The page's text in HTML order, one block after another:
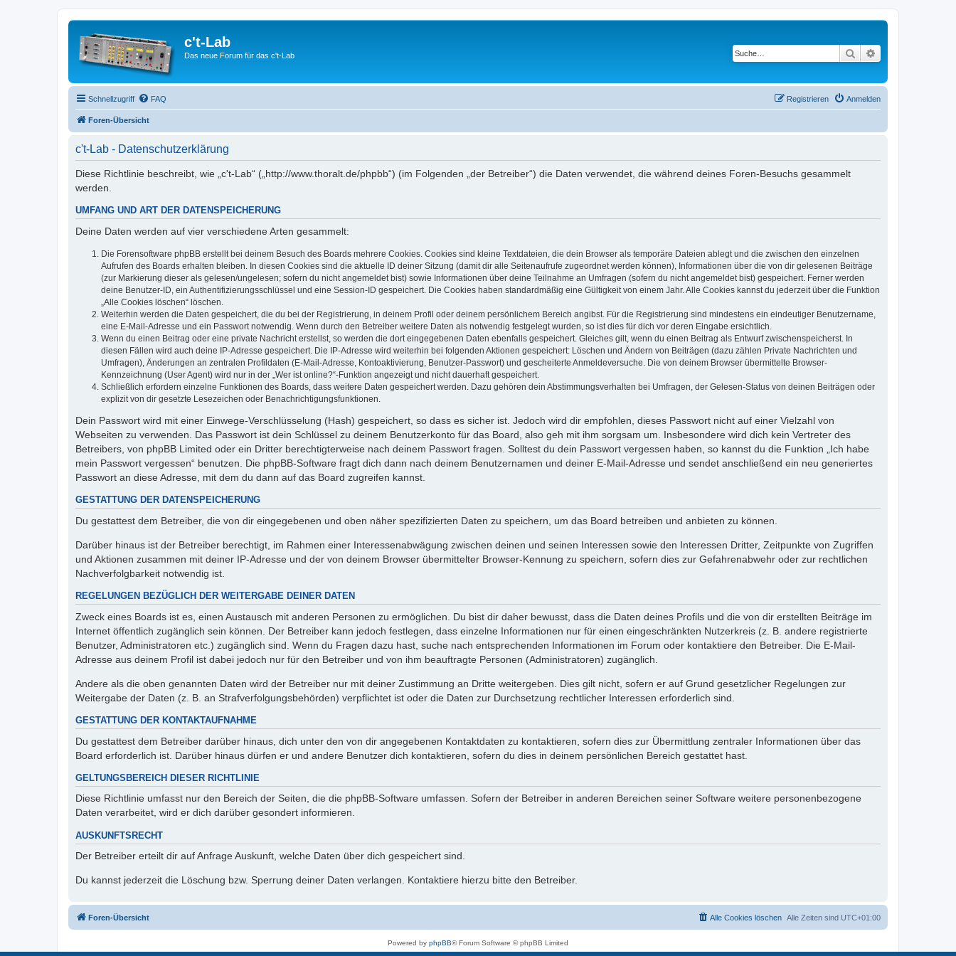
c't-Lab
Das neue Forum für das c't-Lab Suche
Schnellzugriff FAQ Anmelden
Registrieren
Foren-Übersicht
c't-Lab - Datenschutzerklärung
Diese Richtlinie beschreibt, wie „c't-Lab“ („http://www.thoralt.de/phpbb“) (im Folgenden „der Betreiber“) die Daten verwendet, die während deines Foren-Besuchs gesammelt
werden.
UMFANG UND ART DER DATENSPEICHERUNG
Deine Daten werden auf vier verschiedene Arten gesammelt:
Die Forensoftware phpBB erstellt bei deinem Besuch des Boards mehrere Cookies. Cookies sind kleine Textdateien, die dein Browser als temporäre Dateien ablegt und die zwischen den einzelnen
Aufrufen des Boards erhalten bleiben. In diesen Cookies sind die aktuelle ID deiner Sitzung (damit dir alle Seitenaufrufe zugeordnet werden können), Informationen über die von dir gelesenen Beiträge
(zur Markierung dieser als gelesen/ungelesen; sofern du nicht angemeldet bist) sowie Informationen über deine Teilnahme an Umfragen (sofern du nicht angemeldet bist) gespeichert. Ferner werden
deine Benutzer-ID, ein Authentifizierungsschlüssel und eine Session-ID gespeichert. Die Cookies haben standardmäßig eine Gültigkeit von einem Jahr. Alle Cookies kannst du jederzeit über die Funktion
„Alle Cookies löschen“ löschen.
Weiterhin werden die Daten gespeichert, die du bei der Registrierung, in deinem Profil oder deinem persönlichem Bereich angibst. Für die Registrierung sind mindestens ein eindeutiger Benutzername,
eine E-Mail-Adresse und ein Passwort notwendig. Wenn durch den Betreiber weitere Daten als notwendig festgelegt wurden, so ist dies für dich vor deren Eingabe ersichtlich.
Wenn du einen Beitrag oder eine private Nachricht erstellst, so werden die dort eingegebenen Daten ebenfalls gespeichert. Gleiches gilt, wenn du einen Beitrag als Entwurf zwischenspeicherst. In
diesen Fällen wird auch deine IP-Adresse gespeichert. Die IP-Adresse wird weiterhin bei folgenden Aktionen gespeichert: Löschen und Ändern von Beiträgen (dazu zählen Private Nachrichten und
Umfragen), Änderungen an zentralen Profildaten (E-Mail-Adresse, Kontoaktivierung, Benutzer-Passwort) und gescheiterte Anmeldeversuche. Die von deinem Browser übermittelte Browser-
Kennzeichnung (User Agent) wird nur in der „Wer ist online?“-Funktion angezeigt und nicht dauerhaft gespeichert.
Schließlich erfordern einzelne Funktionen des Boards, dass weitere Daten gespeichert werden. Dazu gehören dein Abstimmungsverhalten bei Umfragen, der Gelesen-Status von deinen Beiträgen oder
explizit von dir gesetzte Lesezeichen oder Benachrichtigungsfunktionen.
Dein Passwort wird mit einer Einwege-Verschlüsselung (Hash) gespeichert, so dass es sicher ist. Jedoch wird dir empfohlen, dieses Passwort nicht auf einer Vielzahl von
Webseiten zu verwenden. Das Passwort ist dein Schlüssel zu deinem Benutzerkonto für das Board, also geh mit ihm sorgsam um. Insbesondere wird dich kein Vertreter des
Betreibers, von phpBB Limited oder ein Dritter berechtigterweise nach deinem Passwort fragen. Solltest du dein Passwort vergessen haben, so kannst du die Funktion „Ich habe
mein Passwort vergessen“ benutzen. Die phpBB-Software fragt dich dann nach deinem Benutzernamen und deiner E-Mail-Adresse und sendet anschließend ein neu generiertes
Passwort an diese Adresse, mit dem du dann auf das Board zugreifen kannst.
GESTATTUNG DER DATENSPEICHERUNG
Du gestattest dem Betreiber, die von dir eingegebenen und oben näher spezifizierten Daten zu speichern, um das Board betreiben und anbieten zu können.
Darüber hinaus ist der Betreiber berechtigt, im Rahmen einer Interessenabwägung zwischen deinen und seinen Interessen sowie den Interessen Dritter, Zeitpunkte von Zugriffen
und Aktionen zusammen mit deiner IP-Adresse und der von deinem Browser übermittelter Browser-Kennung zu speichern, sofern dies zur Gefahrenabwehr oder zur rechtlichen
Nachverfolgbarkeit notwendig ist.
REGELUNGEN BEZÜGLICH DER WEITERGABE DEINER DATEN
Zweck eines Boards ist es, einen Austausch mit anderen Personen zu ermöglichen. Du bist dir daher bewusst, dass die Daten deines Profils und die von dir erstellten Beiträge im
Internet öffentlich zugänglich sein können. Der Betreiber kann jedoch festlegen, dass einzelne Informationen nur für einen eingeschränkten Nutzerkreis (z. B. andere registrierte
Benutzer, Administratoren etc.) zugänglich sind. Wenn du Fragen dazu hast, suche nach entsprechenden Informationen im Forum oder kontaktiere den Betreiber. Die E-Mail-
Adresse aus deinem Profil ist dabei jedoch nur für den Betreiber und von ihm beauftragte Personen (Administratoren) zugänglich.
Andere als die oben genannten Daten wird der Betreiber nur mit deiner Zustimmung an Dritte weitergeben. Dies gilt nicht, sofern er auf Grund gesetzlicher Regelungen zur
Weitergabe der Daten (z. B. an Strafverfolgungsbehörden) verpflichtet ist oder die Daten zur Durchsetzung rechtlicher Interessen erforderlich sind.
GESTATTUNG DER KONTAKTAUFNAHME
Du gestattest dem Betreiber darüber hinaus, dich unter den von dir angegebenen Kontaktdaten zu kontaktieren, sofern dies zur Übermittlung zentraler Informationen über das
Board erforderlich ist. Darüber hinaus dürfen er und andere Benutzer dich kontaktieren, sofern du dies in deinem persönlichen Bereich gestattet hast.
GELTUNGSBEREICH DIESER RICHTLINIE
Diese Richtlinie umfasst nur den Bereich der Seiten, die die phpBB-Software umfassen. Sofern der Betreiber in anderen Bereichen seiner Software weitere personenbezogene
Daten verarbeitet, wird er dich darüber gesondert informieren.
AUSKUNFTSRECHT
Der Betreiber erteilt dir auf Anfrage Auskunft, welche Daten über dich gespeichert sind.
Du kannst jederzeit die Löschung bzw. Sperrung deiner Daten verlangen. Kontaktiere hierzu bitte den Betreiber.
Foren-Übersicht Alle Zeiten sind UTC+01:00
Alle Cookies löschen
Powered by phpBB® Forum Software © phpBB Limited